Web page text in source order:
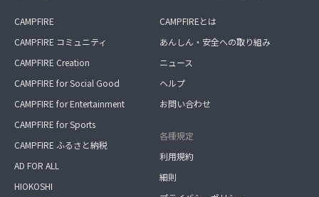
CAMPFIRE
CAMPFIRE コミュニティ
CAMPFIRE Creation
CAMPFIRE for Social Good
CAMPFIRE for Entertainment
CAMPFIRE for Sports
CAMPFIRE ふるさと納税
AD FOR ALL
HIOKOSHI
CAMPFIREとは
あんしん・安全への取り組み
ニュース
ヘルプ
お問い合わせ
各種規定
利用規約
細則